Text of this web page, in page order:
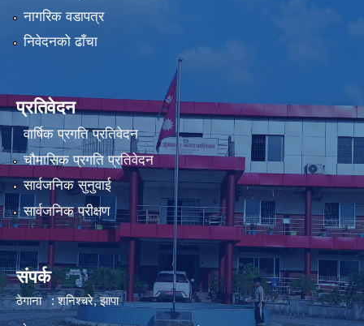
नागरिक वडापत्र
निवेदनको ढाँचा
प्रतिवेदन
वार्षिक प्रगति प्रतिवेदन
चौमासिक प्रगति प्रतिवेदन
सार्वजनिक सुनुवाई
सार्वजनिक परीक्षण
संपर्क
ठेगाना : शनिश्चरे, झापा